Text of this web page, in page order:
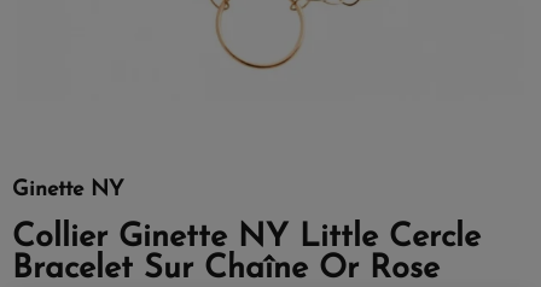
Ginette NY
Collier Ginette NY Little Cercle
Bracelet Sur Chaîne Or Rose